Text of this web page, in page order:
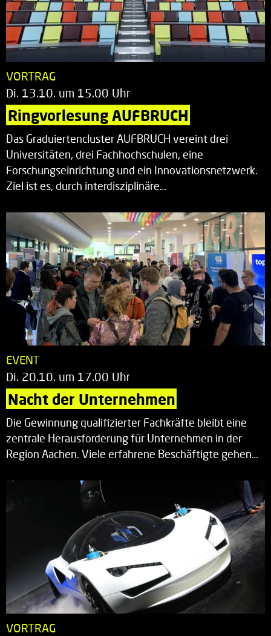
VORTRAG
Di. 13.10. um 15.00 Uhr
Ringvorlesung AUFBRUCH
Das Graduiertencluster AUFBRUCH vereint drei
Universitäten, drei Fachhochschulen, eine
Forschungseinrichtung und ein Innovationsnetzwerk.
Ziel ist es, durch interdisziplinäre…
EVENT
Di. 20.10. um 17.00 Uhr
Nacht der Unternehmen
Die Gewinnung qualifizierter Fachkräfte bleibt eine
zentrale Herausforderung für Unternehmen in der
Region Aachen. Viele erfahrene Beschäftigte gehen…
VORTRAG